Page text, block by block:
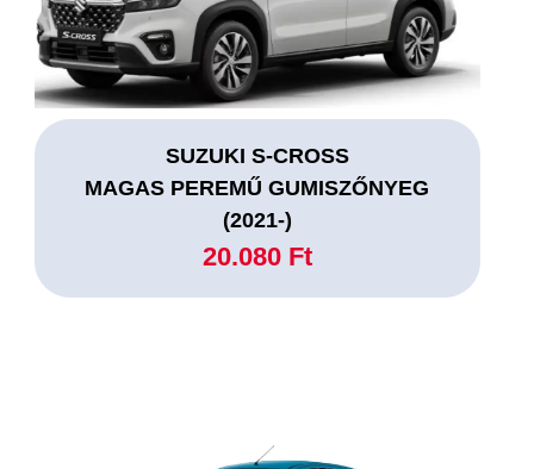
SUZUKI S-CROSS
MAGAS PEREMŰ GUMISZŐNYEG
(2021-)
20.080 Ft